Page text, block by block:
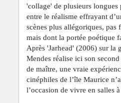
'collage' de plusieurs
entre le réalisme effrayant
scènes plus allégoriques, pas
mais dont la portée poétique
Après 'Jarhead' (2006) sur la
Mendes réalise ici son
de maître, une vraie
cinéphiles de l’île Maurice
l’occasion de vivre en salles